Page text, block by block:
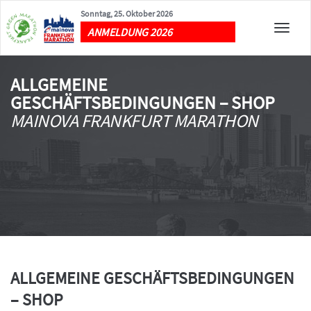
Toggle
Sonntag, 25. Oktober 2026
ANMELDUNG 2026
ALLGEMEINE
GESCHÄFTSBEDINGUNGEN – SHOP
MAINOVA FRANKFURT MARATHON
ALLGEMEINE GESCHÄFTSBEDINGUNGEN
– SHOP